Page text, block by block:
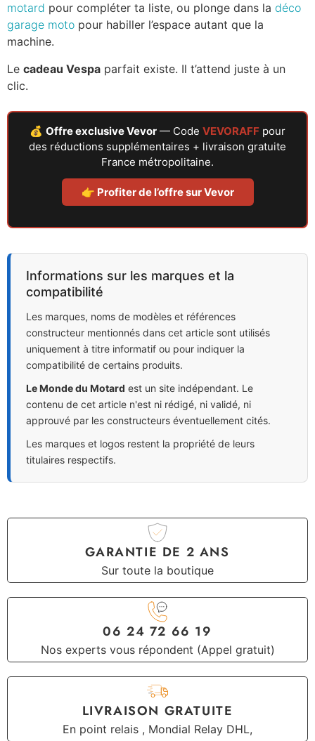
motard pour compléter ta liste, ou plonge dans la déco
garage moto pour habiller l’espace autant que la
machine.
Le cadeau Vespa parfait existe. Il t’attend juste à un
clic.
💰 Offre exclusive Vevor — Code VEVORAFF pour
des réductions supplémentaires + livraison gratuite
France métropolitaine.
👉 Profiter de l’offre sur Vevor
Informations sur les marques et la
compatibilité
Les marques, noms de modèles et références
constructeur mentionnés dans cet article sont utilisés
uniquement à titre informatif ou pour indiquer la
compatibilité de certains produits.
Le Monde du Motard est un site indépendant. Le
contenu de cet article n'est ni rédigé, ni validé, ni
approuvé par les constructeurs éventuellement cités.
Les marques et logos restent la propriété de leurs
titulaires respectifs.
GARANTIE DE 2 ANS
Sur toute la boutique
06 24 72 66 19
Nos experts vous répondent (Appel gratuit)
LIVRAISON GRATUITE
En point relais , Mondial Relay DHL,